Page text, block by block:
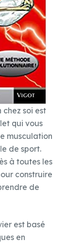
soi est
qui vous
musculation
de sport.
à toutes les
construire
de
est basé
en